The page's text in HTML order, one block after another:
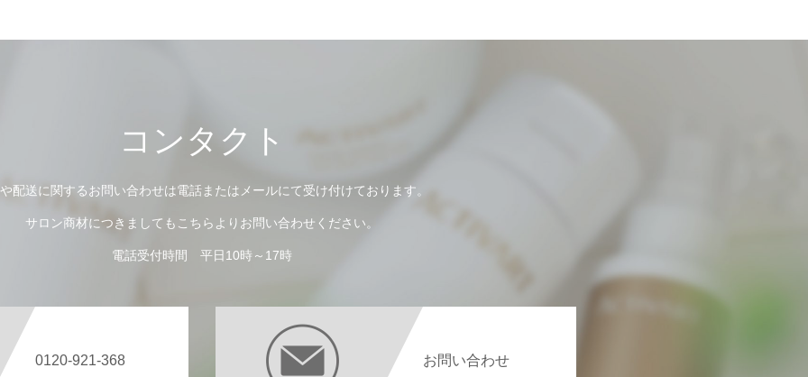
コンタクト
配送に関するお問い合わせは電話またはメールにて受け付けております。
サロン商材につきましてもこちらよりお問い合わせください。
電話受付時間 平日10時～17時
0120-921-368 お問い合わせ